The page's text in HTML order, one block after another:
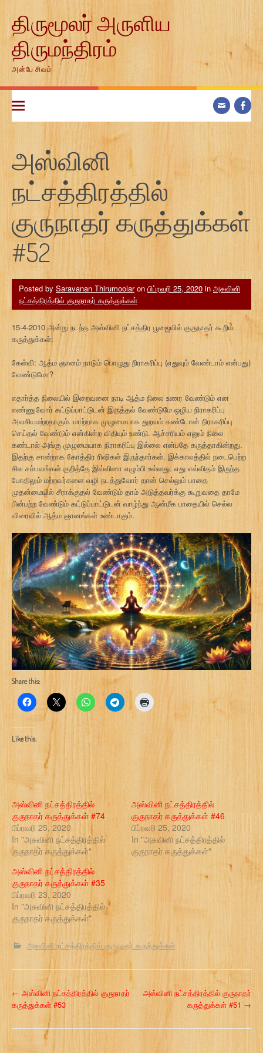
contentதிருமூலர் அருளிய
திருமந்திரம்
அன்பே சிவம்
அஸ்வினி
நட்சத்திரத்தில்
குருநாதர் கருத்துக்கள்
#52
Posted by Saravanan Thirumoolaron பிப்ரவரி 25, 2020 in அசுவினி
நட்சத்திரத்தில் குருநாதர் கருத்துக்கள்
15-4-2010 அன்று நடந்த அஸ்வினி நட்சத்திர பூஜையில் குருநாதர் கூறிய
கருத்துக்கள்:
கேள்வி: ஆத்ம ஞானம் நாடும் பொழுது நிராகரிப்பு (எதுவும் வேண்டாம் என்பது)
வேண்டுமோ?
எதார்த்த நிலையில் இறைவனை நாடி ஆத்ம நிலை உணர வேண்டும் என
எண்ணுவோர் கட்டுப்பாட்டுடன் இருத்தல் வேண்டுமே ஒழிய நிராகரிப்பு
அவசியமற்றதாகும். மாற்றாக முழுமையாக துறவம் கண்டோன் நிராகரிப்பு
செய்தல் வேண்டும் என்கின்ற விதியும் உண்டு. ஆச்சரியம் எனும் நிலை
கண்டால் அங்கு முழுமையாக நிராகரிப்பு இல்லை என்பதே கருத்தாகின்றது.
இதற்கு சான்றாக கோத்திர ரிஷிகள் இருந்தார்கள். இக்காலத்தில் நடைபெற்ற
சில சம்பவங்கள் குறித்தே இவ்வினா எழும்பி உள்ளது. எது எவ்விதம் இருந்த
போதிலும் மற்றவர்களை வழி நடத்துவோர் தான் செல்லும் பாதை
முதன்மையில் சீராக்குதல் வேண்டும் தாம் அடுத்தவர்க்கு கூறுவதை தாமே
பின்பற்ற வேண்டும் கட்டுப்பாட்டுடன் வாழ்ந்து ஆன்மீக பாதையில் செல்ல
விரைவில் ஆத்ம ஞானங்கள் உண்டாகும்.
Share this:
Like this:
அஸ்வினி நட்சத்திரத்தில்
குருநாதர் கருத்துக்கள் #74
பிப்ரவரி 25, 2020
In "அசுவினி நட்சத்திரத்தில்
குருநாதர் கருத்துக்கள்"
அஸ்வினி நட்சத்திரத்தில்
குருநாதர் கருத்துக்கள் #46
பிப்ரவரி 25, 2020
In "அசுவினி நட்சத்திரத்தில்
குருநாதர் கருத்துக்கள்"
அஸ்வினி நட்சத்திரத்தில்
குருநாதர் கருத்துக்கள் #35
பிப்ரவரி 23, 2020
In "அசுவினி நட்சத்திரத்தில்
குருநாதர் கருத்துக்கள்"
அசுவினி நட்சத்திரத்தில் குருநாதர் கருத்துக்கள்
P
← அஸ்வினி நட்சத்திரத்தில் குருநாதர்
கருத்துக்கள் #53
அஸ்வினி நட்சத்திரத்தில் குருநாதர்
கருத்துக்கள் #51 →